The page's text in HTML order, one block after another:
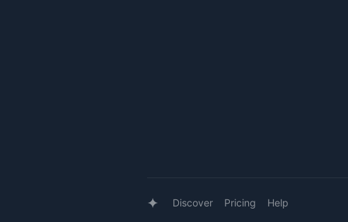
Discover Pricing Help